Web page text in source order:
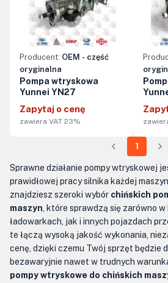
Producent: OEM - część
oryginalna
Pompa wtryskowa
Yunnei YN27
Zapytaj o cenę
zawiera VAT 23%
1
Sprawne działanie pompy wtryskowej
prawidłowej pracy silnika każdej
znajdziesz szeroki wybór chińskich
maszyn , które sprawdzą się zarówno w
ładowarkach, jak i innych pojazdach
te łączą wysoką jakość wykonania,
cenę, dzięki czemu Twój sprzęt będzie
bezawaryjnie nawet w trudnych
pompy wtryskowe do chińskich